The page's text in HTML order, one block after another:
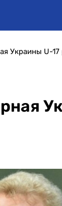
Украины U-17